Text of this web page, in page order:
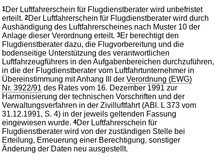
Abschnitt 2 Weitere Erlaubnisse und Berechtigungen
Unterabschnitt 3 Flugdienstberater
1Der Luftfahrerschein für Flugdienstberater wird unbefristet
erteilt.2Der Luftfahrerschein für Flugdienstberater wird durch
Aushändigung des Luftfahrerscheines nach Muster 10 der
Anlage dieser Verordnung erteilt.3Er berechtigt den
Flugdienstberater dazu, die Flugvorbereitung und die
bodenseitige Unterstützung des verantwortlichen
Luftfahrzeugführers in den Aufgabenbereichen durchzuführen,
in die der Flugdienstberater vom Luftfahrtunternehmer in
Übereinstimmung mit Anhang III derVerordnung (EWG)
Nr. 3922/91 des Rates vom 16. Dezember 1991 zur
Harmonisierung der technischen Vorschriften und der
Verwaltungsverfahren in der Zivilluftfahrt (ABl. L 373 vom
31.12.1991, S. 4) in der jeweils geltenden Fassung
eingewiesen wurde.4Der Luftfahrerschein für
Flugdienstberater wird von der zuständigen Stelle bei
Erteilung, Erneuerung einer Berechtigung, sonstiger
Änderung der Daten neu ausgestellt.